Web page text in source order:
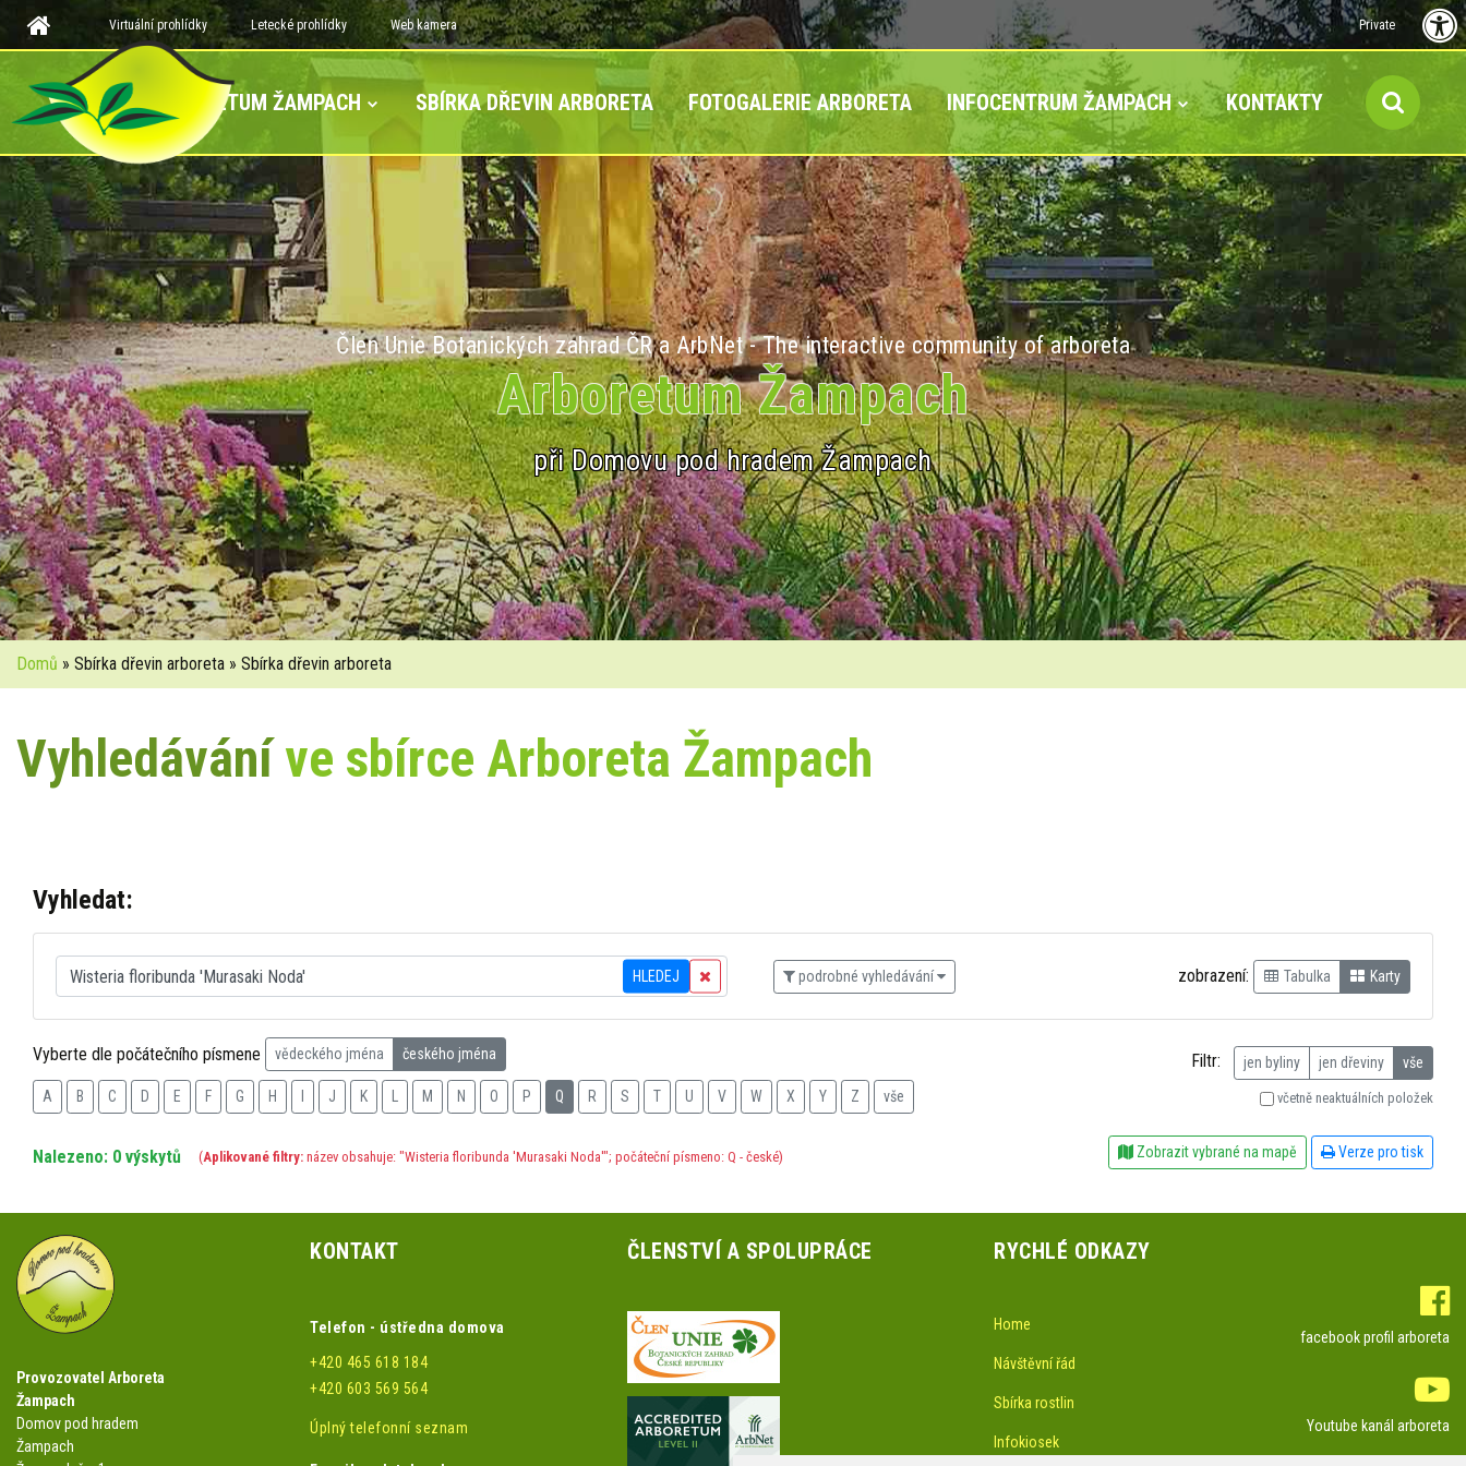
Virtuální prohlídky Letecké prohlídky Web kamera Private
ARBORETUM ŽAMPACH SBÍRKA DŘEVIN ARBORETA FOTOGALERIE ARBORETA INFOCENTRUM ŽAMPACH KONTAKTY
Člen Unie Botanických zahrad ČR a ArbNet - The interactive community of arboreta
Arboretum Žampach
při Domovu pod hradem Žampach
Domů » Sbírka dřevin arboreta » Sbírka dřevin arboreta
Vyhledáváníve sbírce Arboreta Žampach
Vyhledat:
HLEDEJ podrobné vyhledávání zobrazení: Tabulka Karty
Vyberte dle počátečního písmene vědeckého jména českého jména
A B C D E F G H J K M N O P Q R S T U V W X Y Z vše
Filtr: jen byliny jen dřeviny vše
včetně neaktuálních položek
Nalezeno: 0 výskytů (Aplikované filtry: název obsahuje: "Wisteria floribunda 'Murasaki Noda'"; počáteční písmeno: Q - české) Zobrazit vybrané na mapě Verze pro tisk
Provozovatel Arboreta
Žampach
Domov pod hradem
Žampach
KONTAKT
Telefon - ústředna domova
+420 465 618 184
+420 603 569 564
Úplný telefonní seznam
ČLENSTVÍ A SPOLUPRÁCE RYCHLÉ ODKAZY
Home
Návštěvní řád
Sbírka rostlin
Infokiosek
facebook profil arboreta
Youtube kanál arboreta